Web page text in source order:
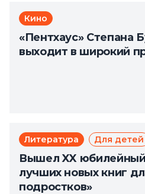
Кино
«Пентхаус» Степана
выходит в широкий
Литература Для детей
Вышел XX юбилейный
лучших новых книг
подростков»